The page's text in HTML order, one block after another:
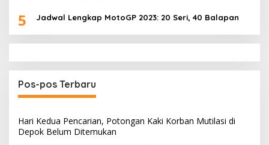
5 Jadwal Lengkap MotoGP 2023: 20 Seri, 40 Balapan
Pos-pos Terbaru
Hari Kedua Pencarian, Potongan Kaki Korban Mutilasi di
Depok Belum Ditemukan